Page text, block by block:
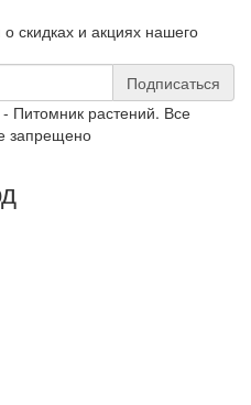
о скидках и акциях нашего
Подписаться
Питомник растений. Все
запрещено